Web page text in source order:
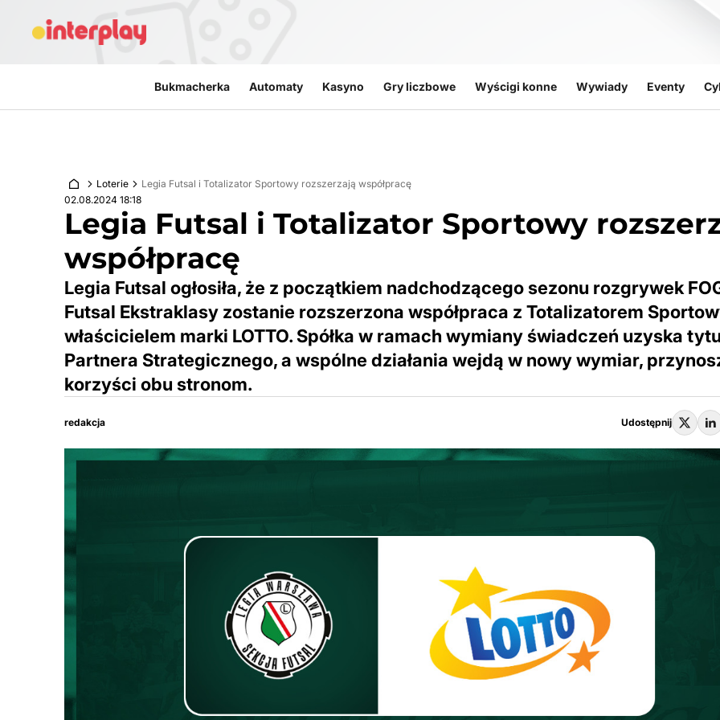
Bukmacherka Automaty Kasyno Gry liczbowe Wyścigi konne Wywiady Eventy
Loterie
Legia Futsal i Totalizator Sportowy rozszerzają współpracę
02.08.2024 18:18
Legia Futsal i Totalizator Sportowy
współpracę
Legia Futsal ogłosiła, że z początkiem nadchodzącego sezonu rozgrywek
Futsal Ekstraklasy zostanie rozszerzona współpraca z Totalizatorem
właścicielem marki LOTTO. Spółka w ramach wymiany świadczeń uzyska
Partnera Strategicznego, a wspólne działania wejdą w nowy wymiar,
korzyści obu stronom.
redakcja Udostępnij